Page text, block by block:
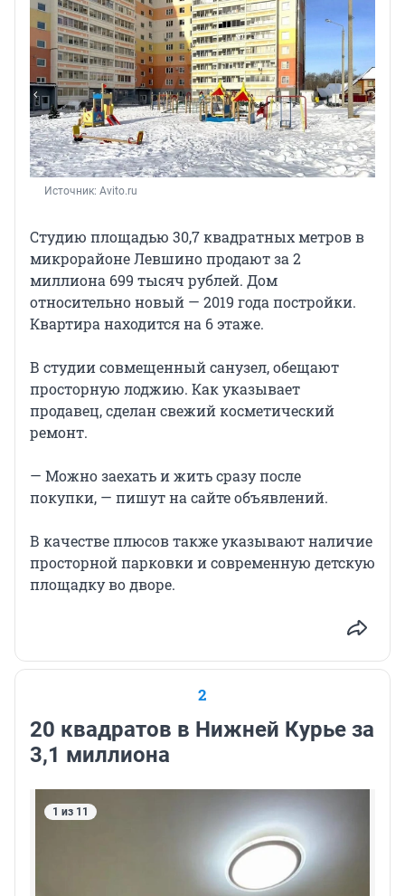
Источник: Avito.ru
Студию площадью 30,7 квадратных метров в
микрорайоне Левшино продают за 2
миллиона 699 тысяч рублей. Дом
относительно новый — 2019 года постройки.
Квартира находится на 6 этаже.
В студии совмещенный санузел, обещают
просторную лоджию. Как указывает
продавец, сделан свежий косметический
ремонт.
— Можно заехать и жить сразу после
покупки, — пишут на сайте объявлений.
В качестве плюсов также указывают наличие
просторной парковки и современную детскую
площадку во дворе.
2
20 квадратов в Нижней Курье за
3,1 миллиона
1 из 11